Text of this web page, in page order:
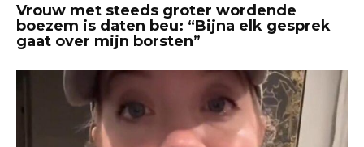
Vrouw met steeds groter wordende
boezem is daten beu: “Bijna elk gesprek
gaat over mijn borsten”